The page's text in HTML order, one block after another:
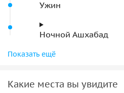
приобрести местные товары и
возвращение в отель.
День 4: Древние эхо и
древней Парфянской империи.
Ужин
Ночной Ашхабад
Показать ещё
Какие места вы увидите